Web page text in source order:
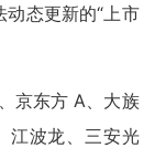
态更新的“上市
京东方 A、大族
江波龙、三安光